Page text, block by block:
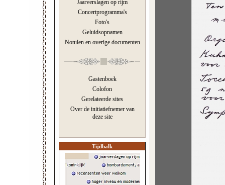
Jaarverslagen op rijm
Concertprogramma's
Foto's
Geluidsopnamen
Notulen en overige documenten
Gastenboek
Colofon
Gerelateerde sites
Over de initiatiefnemer van
deze site
Tijdbalk